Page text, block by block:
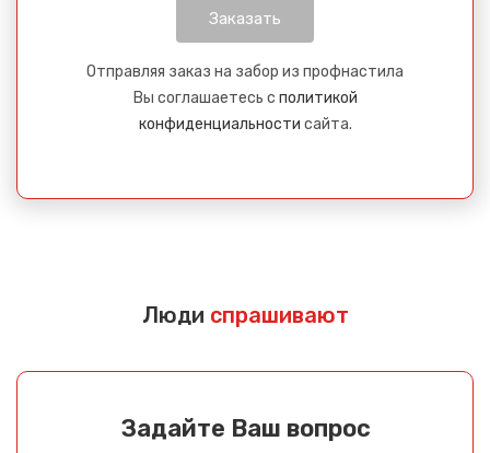
Отправляя заказ на забор из профнастила
Вы соглашаетесь с политикой
конфиденциальности сайта.
Люди спрашивают
Задайте Ваш вопрос